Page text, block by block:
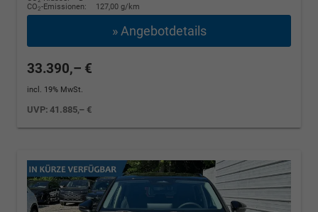
CO2-Emissionen: 127,00 g/km
» Angebotdetails
33.390,– €
incl. 19% MwSt.
UVP:41.885,– €